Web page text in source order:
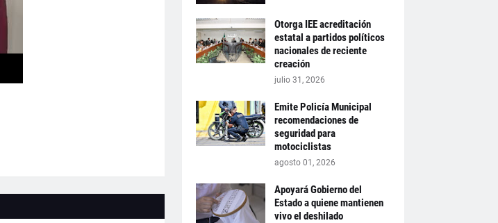
Otorga IEE acreditación
estatal a partidos políticos
nacionales de reciente
creación
julio 31, 2026
Emite Policía Municipal
recomendaciones de
seguridad para
motociclistas
agosto 01, 2026
Apoyará Gobierno del
Estado a quiene mantienen
vivo el deshilado